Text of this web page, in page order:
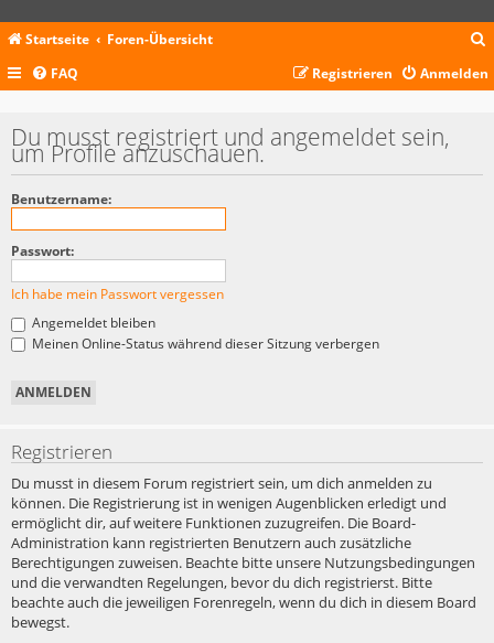
Startseite Foren-Übersicht
c
FAQ Anmelden
Registrieren
Du musst registriert und angemeldet sein,
um Profile anzuschauen.
Benutzername:
Passwort:
Ich habe mein Passwort vergessen
Angemeldet bleiben
Meinen Online-Status während dieser Sitzung verbergen
Registrieren
Du musst in diesem Forum registriert sein, um dich anmelden zu
können. Die Registrierung ist in wenigen Augenblicken erledigt und
ermöglicht dir, auf weitere Funktionen zuzugreifen. Die Board-
Administration kann registrierten Benutzern auch zusätzliche
Berechtigungen zuweisen. Beachte bitte unsere Nutzungsbedingungen
und die verwandten Regelungen, bevor du dich registrierst. Bitte
beachte auch die jeweiligen Forenregeln, wenn du dich in diesem Board
bewegst.